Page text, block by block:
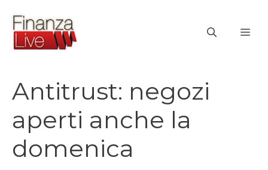
contenuto
Antitrust: negozi
aperti anche la
domenica